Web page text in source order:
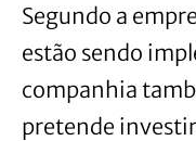
Segundo a
estão sendo
companhia
pretende